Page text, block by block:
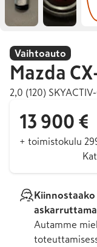
Vaihtoauto
Mazda
2,0 (120)
13 900 €
+ toimistokulu
Autamme